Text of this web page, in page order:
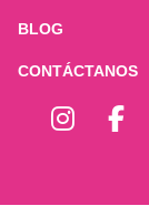
BLOG
CONTÁCTANOS